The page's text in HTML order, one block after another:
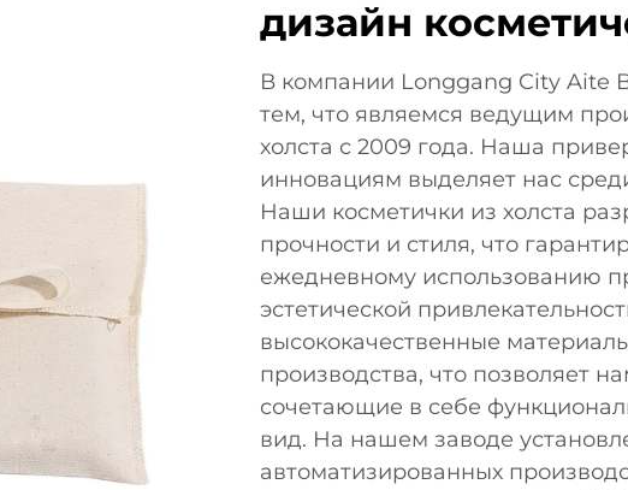
дизайн
В компании Longgang City Aite
тем, что являемся ведущим
холста с 2009 года. Наша
инновациям выделяет нас
Наши косметички из холста
прочности и стиля, что
ежедневному использованию
эстетической
высококачественные
производства, что позволяет
сочетающие в себе
вид. На нашем заводе
автоматизированных